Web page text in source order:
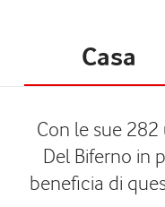
Casa
Con le sue
Del Biferno in
beneficia di